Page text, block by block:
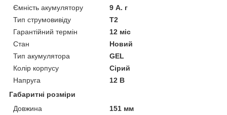
Ємність акумулятору
9 А. г
Тип струмовивіду
T2
Гарантійний термін
12 міс
Стан
Новий
Тип акумулятора
GEL
Колір корпусу
Сірий
Напруга
12 В
Габаритні розміри
Довжина
151 мм